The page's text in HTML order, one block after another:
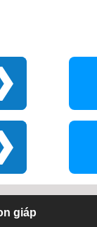
giáp